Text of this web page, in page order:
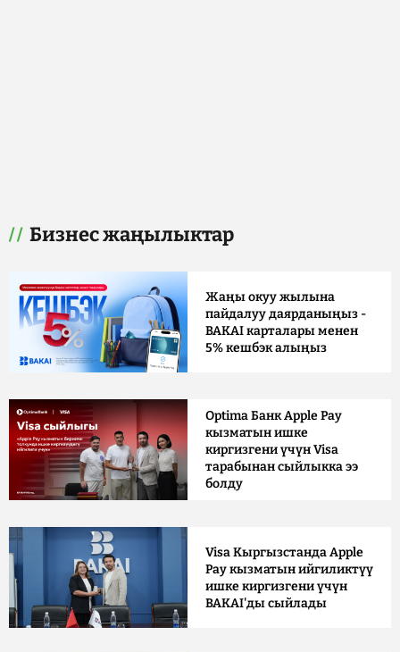
Бизнес жаңылыктар
Жаңы окуу жылына
пайдалуу даярданыңыз -
BAKAI карталары менен
5% кешбэк алыңыз
Optima Банк Apple Pay
кызматын ишке
киргизгени үчүн Visa
тарабынан сыйлыкка ээ
болду
Visa Кыргызстанда Apple
Pay кызматын ийгиликтүү
ишке киргизгени үчүн
BAKAI'ды сыйлады